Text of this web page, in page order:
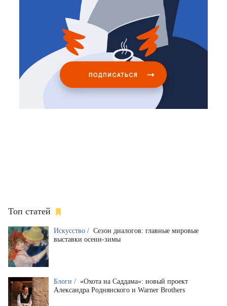
Топ статей
Искусство / Сезон диалогов: главные мировые
выставки осени-зимы
Блоги / «Охота на Саддама»: новый проект
Александра Роднянского и Warner Brothers